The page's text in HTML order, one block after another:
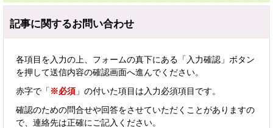
記事に関するお問い合わせ
各項目を入力の上、フォームの真下にある「入力確認」ボタン
を押して送信内容の確認画面へ進んでください。
赤字で「 ※必須 」の付いた項目は入力必須項目です。
確認のための問合せや回答をさせていただくことがありますの
で、連絡先は正確にご記入ください。